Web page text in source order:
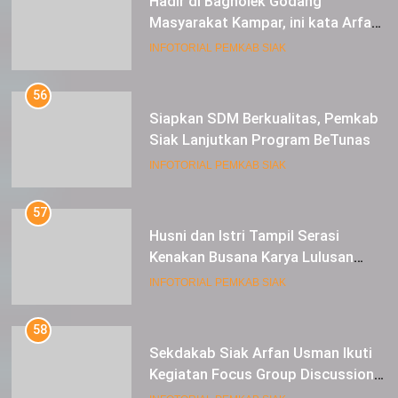
Masyarakat Kampar, ini kata Arfan
Usman
INFOTORIAL PEMKAB SIAK
56
Siapkan SDM Berkualitas, Pemkab
Siak Lanjutkan Program BeTunas
INFOTORIAL PEMKAB SIAK
57
Husni dan Istri Tampil Serasi
Kenakan Busana Karya Lulusan
SMK Pariwisata Siak, di Lancang
INFOTORIAL PEMKAB SIAK
58
Sekdakab Siak Arfan Usman Ikuti
Kegiatan Focus Group Discussion